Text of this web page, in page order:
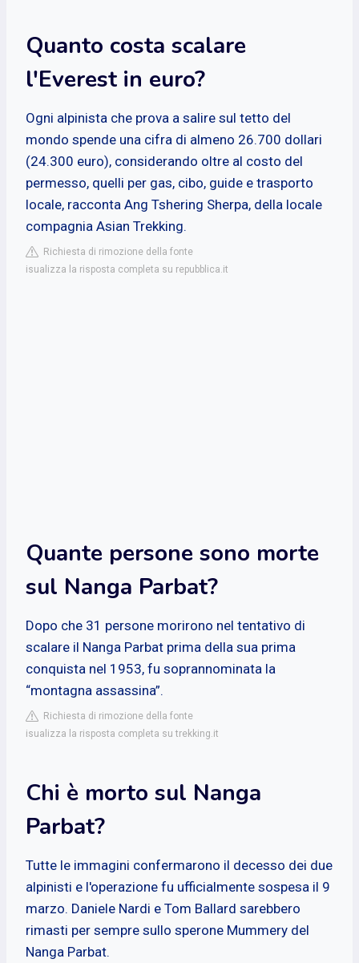
Quanto costa scalare
l'Everest in euro?
Ogni alpinista che prova a salire sul tetto del
mondo spende una cifra di almeno 26.700 dollari
(24.300 euro), considerando oltre al costo del
permesso, quelli per gas, cibo, guide e trasporto
locale, racconta Ang Tshering Sherpa, della locale
compagnia Asian Trekking.
Richiesta di rimozione della fonte
isualizza la risposta completa su repubblica.it
Quante persone sono morte
sul Nanga Parbat?
Dopo che 31 persone morirono nel tentativo di
scalare il Nanga Parbat prima della sua prima
conquista nel 1953, fu soprannominata la
“montagna assassina”.
Richiesta di rimozione della fonte
isualizza la risposta completa su trekking.it
Chi è morto sul Nanga
Parbat?
Tutte le immagini confermarono il decesso dei due
alpinisti e l'operazione fu ufficialmente sospesa il 9
marzo. Daniele Nardi e Tom Ballard sarebbero
rimasti per sempre sullo sperone Mummery del
Nanga Parbat.